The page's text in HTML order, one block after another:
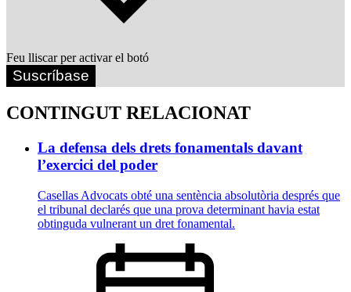
Feu lliscar per activar el botó
Suscríbase
CONTINGUT RELACIONAT
La defensa dels drets fonamentals davant
l’exercici del poder
Casellas Advocats obté una sentència absolutòria després que
el tribunal declarés que una prova determinant havia estat
obtinguda vulnerant un dret fonamental.